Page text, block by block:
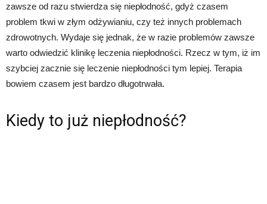
zawsze od razu stwierdza się niepłodność, gdyż czasem
problem tkwi w złym odżywianiu, czy też innych problemach
zdrowotnych. Wydaje się jednak, że w razie problemów zawsze
warto odwiedzić klinikę leczenia niepłodności. Rzecz w tym, iż im
szybciej zacznie się leczenie niepłodności tym lepiej. Terapia
bowiem czasem jest bardzo długotrwała.
Kiedy to już niepłodność?